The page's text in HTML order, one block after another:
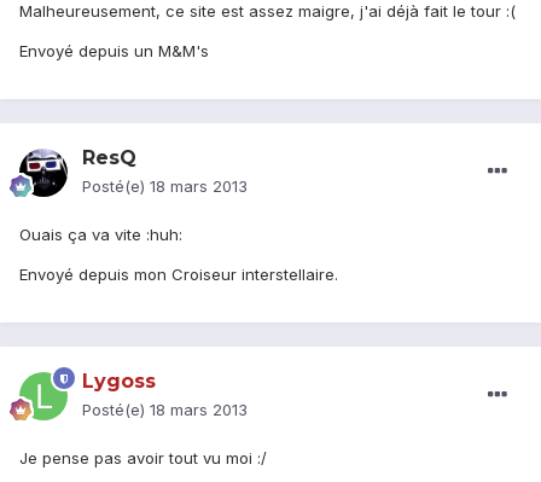
Malheureusement, ce site est assez maigre, j'ai déjà fait le tour :(
Envoyé depuis un M&M's
ResQ
Posté(e) 18 mars 2013
Ouais ça va vite :huh:
Envoyé depuis mon Croiseur interstellaire.
Lygoss
Posté(e) 18 mars 2013
Je pense pas avoir tout vu moi :/